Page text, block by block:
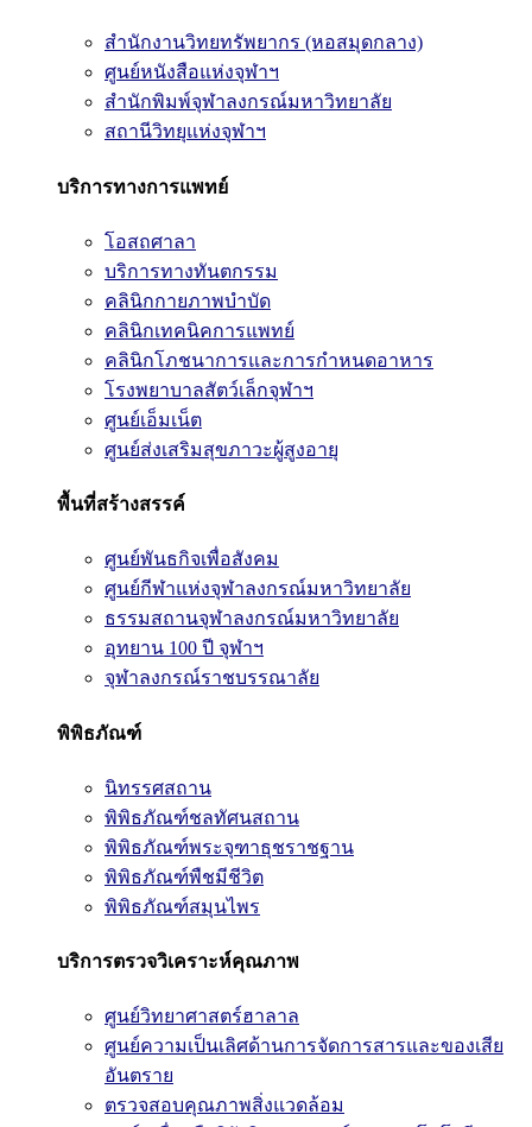
สำนักงานวิทยทรัพยากร (หอสมุดกลาง)
ศูนย์หนังสือแห่งจุฬาฯ
สำนักพิมพ์จุฬาลงกรณ์มหาวิทยาลัย
สถานีวิทยุแห่งจุฬาฯ
บริการทางการแพทย์
โอสถศาลา
บริการทางทันตกรรม
คลินิกกายภาพบำบัด
คลินิกเทคนิคการแพทย์
คลินิกโภชนาการและการกำหนดอาหาร
โรงพยาบาลสัตว์เล็กจุฬาฯ
ศูนย์เอ็มเน็ต
ศูนย์ส่งเสริมสุขภาวะผู้สูงอายุ
พื้นที่สร้างสรรค์
ศูนย์พันธกิจเพื่อสังคม
ศูนย์กีฬาแห่งจุฬาลงกรณ์มหาวิทยาลัย
ธรรมสถานจุฬาลงกรณ์มหาวิทยาลัย
อุทยาน 100 ปี จุฬาฯ
จุฬาลงกรณ์ราชบรรณาลัย
พิพิธภัณฑ์
นิทรรศสถาน
พิพิธภัณฑ์ชลทัศนสถาน
พิพิธภัณฑ์พระจุฑาธุชราชฐาน
พิพิธภัณฑ์พืชมีชีวิต
พิพิธภัณฑ์สมุนไพร
บริการตรวจวิเคราะห์คุณภาพ
ศูนย์วิทยาศาสตร์ฮาลาล
ศูนย์ความเป็นเลิศด้านการจัดการสารและของเสีย
อันตราย
ตรวจสอบคุณภาพสิ่งแวดล้อม